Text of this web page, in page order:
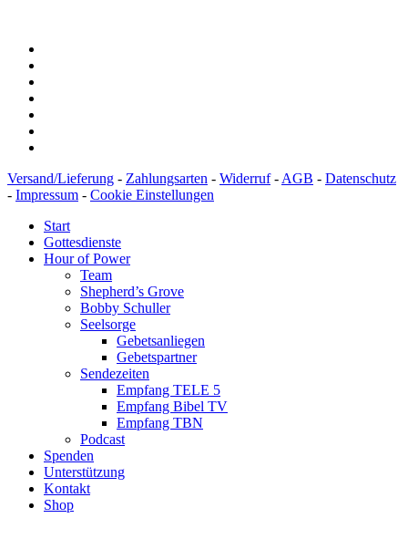
Versand/Lieferung - Zahlungsarten - Widerruf-AGB - Datenschutz
- Impressum - Cookie Einstellungen
Start
Gottesdienste
Hour of Power
Team
Shepherd’s Grove
Bobby Schuller
Seelsorge
Gebetsanliegen
Gebetspartner
Sendezeiten
Empfang TELE 5
Empfang Bibel TV
Empfang TBN
Podcast
Spenden
Unterstützung
Kontakt
Shop